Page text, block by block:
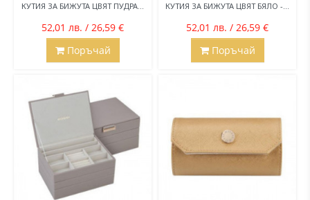
КУТИЯ ЗА БИЖУТА ЦВЯТ ПУДРА...
52,01 лв. / 26,59 €
Поръчай
КУТИЯ ЗА БИЖУТА ЦВЯТ БЯЛО -...
52,01 лв. / 26,59 €
Поръчай